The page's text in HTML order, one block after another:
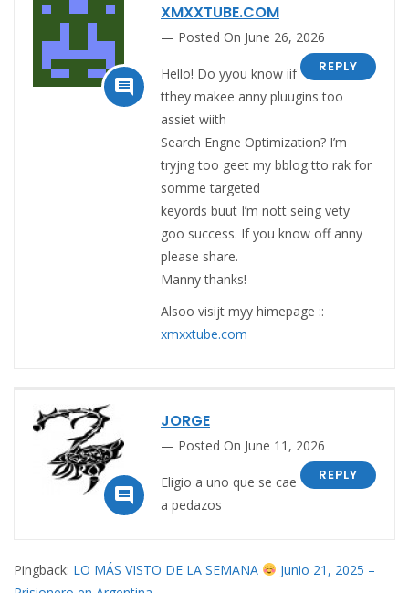

XMXXTUBE.COM
Posted On June 26, 2026
REPLY
Hello! Do yyou know iif
tthey makee anny pluugins too
assiet wiith
Search Engne Optimization? I’m
tryjng too geet my bblog tto rak for
somme targeted
keyords buut I’m nott seing vety
goo success. If you know off anny
please share.
Manny thanks!
Alsoo visijt myy himepage ::
xmxxtube.com

JORGE
Posted On June 11, 2026
REPLY
Eligio a uno que se cae
a pedazos
Pingback: LO MÁS VISTO DE LA SEMANA
Junio 21, 2025 –